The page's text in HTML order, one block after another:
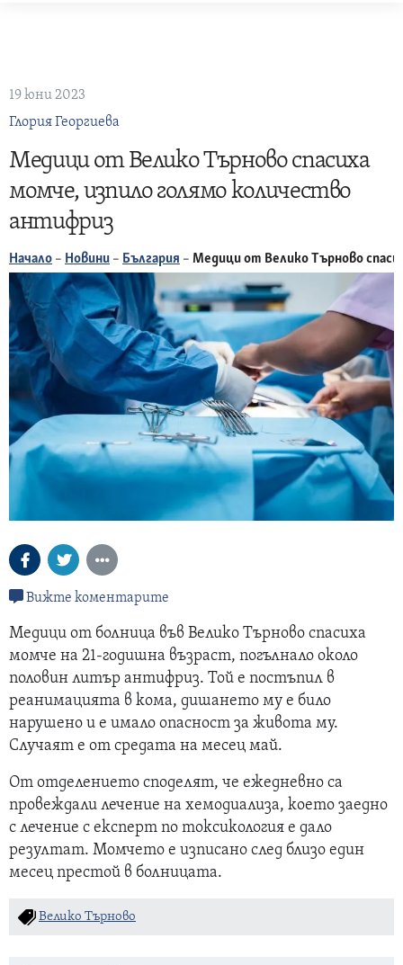
19 юни 2023
Глория Георгиева
Медици от Велико Търново спасиха
момче, изпило голямо количество
антифриз
Начало – Новини – България – Медици от Велико Търново
Вижте коментарите
Медици от болница във Велико Търново спасиха
момче на 21-годишна възраст, погълнало около
половин литър антифриз. Той е постъпил в
реанимацията в кома, дишането му е било
нарушено и е имало опасност за живота му.
Случаят е от средата на месец май.
От отделението споделят, че ежедневно са
провеждали лечение на хемодиализа, което заедно
с лечение с експерт по токсикология е дало
резултат. Момчето е изписано след близо един
месец престой в болницата.
Велико Търново